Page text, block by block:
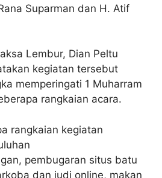
Suparman dan H. Atif
Lembur, Dian Peltu
kegiatan tersebut
memperingati 1 Muharram
rangkaian acara.
rangkaian kegiatan
pembugaran situs batu
dan judi online, makan